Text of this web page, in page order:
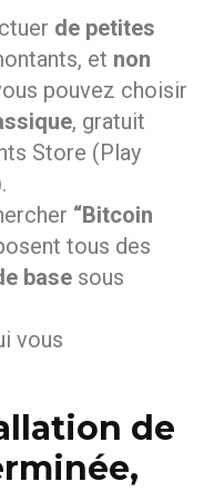
de petites
et non
pouvez choisir
, gratuit
Store (Play
“Bitcoin
tous des
base sous
vous
de